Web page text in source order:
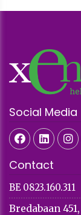
Social Media
Contact
BE 0823.160.311
Bredabaan